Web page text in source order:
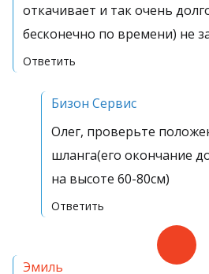
откачивает и так очень
бесконечно по времени) не
Ответить
Бизон Сервис
Олег, проверьте
шланга(его окончание
на высоте 60-80см)
Ответить
Эмиль